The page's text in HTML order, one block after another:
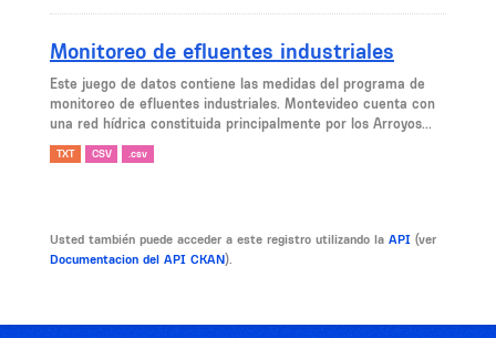
Monitoreo de efluentes industriales
Este juego de datos contiene las medidas del programa de
monitoreo de efluentes industriales. Montevideo cuenta con
una red hídrica constituida principalmente por los Arroyos...
TXT CSV .csv
Usted también puede acceder a este registro utilizando la API (ver
Documentacion del API CKAN).